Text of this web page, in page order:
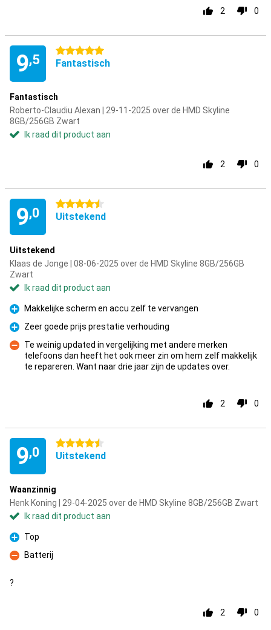
2 0
9,5
5 sterren
Fantastisch
Fantastisch
Roberto-Claudiu Alexan | 29-11-2025 over de HMD Skyline
8GB/256GB Zwart
Ik raad dit product aan
2 0
9,0
4.5 sterren
Uitstekend
Uitstekend
Klaas de Jonge | 08-06-2025 over de HMD Skyline 8GB/256GB
Zwart
Ik raad dit product aan
Pluspunt
Makkelijke scherm en accu zelf te vervangen
Pluspunt
Zeer goede prijs prestatie verhouding
Minpunt
Te weinig updated in vergelijking met andere merken
telefoons dan heeft het ook meer zin om hem zelf makkelijk
te repareren. Want naar drie jaar zijn de updates over.
2 0
9,0
4.5 sterren
Uitstekend
Waanzinnig
Henk Koning | 29-04-2025 over de HMD Skyline 8GB/256GB Zwart
Ik raad dit product aan
Pluspunt
Top
Minpunt
Batterij
?
2 0